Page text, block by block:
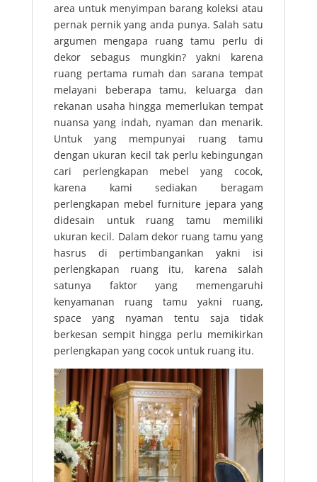
area untuk menyimpan barang koleksi atau
pernak pernik yang anda punya. Salah satu
argumen mengapa ruang tamu perlu di
dekor sebagus mungkin? yakni karena
ruang pertama rumah dan sarana tempat
melayani beberapa tamu, keluarga dan
rekanan usaha hingga memerlukan tempat
nuansa yang indah, nyaman dan menarik.
Untuk yang mempunyai ruang tamu
dengan ukuran kecil tak perlu kebingungan
cari perlengkapan mebel yang cocok,
karena kami sediakan beragam
perlengkapan mebel furniture jepara yang
didesain untuk ruang tamu memiliki
ukuran kecil. Dalam dekor ruang tamu yang
hasrus di pertimbangankan yakni isi
perlengkapan ruang itu, karena salah
satunya faktor yang memengaruhi
kenyamanan ruang tamu yakni ruang,
space yang nyaman tentu saja tidak
berkesan sempit hingga perlu memikirkan
perlengkapan yang cocok untuk ruang itu.